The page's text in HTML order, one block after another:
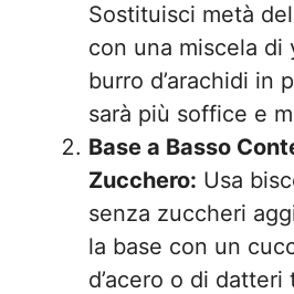
Sostituisci metà
con una miscela di
burro d’arachidi in
sarà più soffice e
Base a Basso
Zucchero: Usa
senza zuccheri
la base con un
d’acero o di